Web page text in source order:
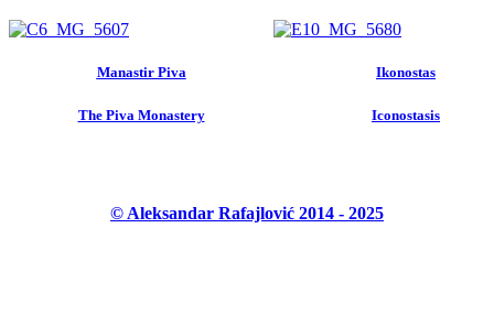
Manastir Piva
The Piva Monastery
Ikonostas
Iconostasis
© Aleksandar Rafajlović 2014 - 2025